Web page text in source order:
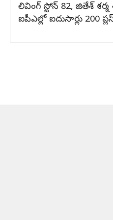
లివింగ్ స్టోన్ 82, జితేశ్
ఐపీఎల్లో ఐదుసార్లు 200